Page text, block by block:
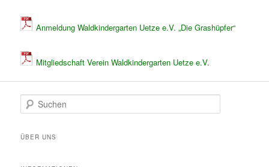
Anmeldung Waldkindergarten Uetze e.V. „Die Grashüpfer“
Mitgliedschaft Verein Waldkindergarten Uetze e.V.
u
h
ÜBER UNS